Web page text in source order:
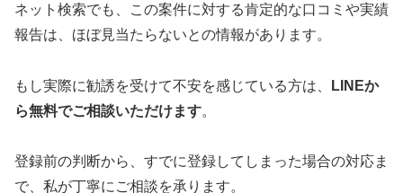
ネット検索でも、この案件に対する肯定的な口コミや実績
報告は、ほぼ見当たらないとの情報があります。
もし実際に勧誘を受けて不安を感じている方は、
LINEか
ら無料でご相談いただけます。
登録前の判断から、すでに登録してしまった場合の対応ま
で、私が丁寧にご相談を承ります。